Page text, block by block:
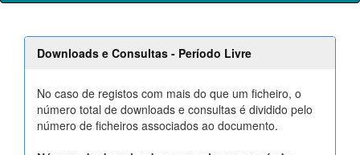
Downloads e Consultas - Período Livre
No caso de registos com mais do que um ficheiro, o
número total de downloads e consultas é dividido pelo
número de ficheiros associados ao documento.